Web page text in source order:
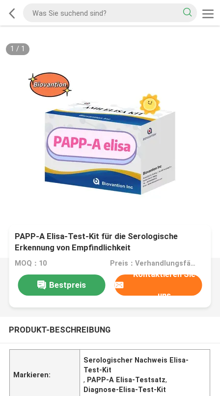
1 / 1
PAPP-A Elisa-Test-Kit für die Serologische
Erkennung von Empfindlichkeit
MOQ：10 Preis：Verhandlungsfähig
Bestpreis
Kontaktieren Sie
uns
PRODUKT-BESCHREIBUNG
Markieren:
Serologischer Nachweis Elisa-
Test-Kit
, PAPP-A Elisa-Testsatz,
Diagnose-Elisa-Test-Kit